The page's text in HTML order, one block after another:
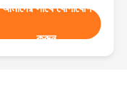
আমাদের সাথে যোগাযোগ
করুন